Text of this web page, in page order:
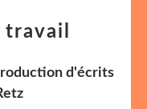
d'écrits